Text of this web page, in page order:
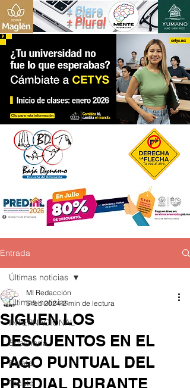
+ Claro
+ Plural
Entrada
Últimas noticias
INTERNACIONAL
Ensenada
Estatal
Tecate
Últimas noticias
SIGUEN LOS
DESCUENTOS EN EL
PAGO PUNTUAL DEL
PREDIAL DURANTE
MI Redacción
5 feb 2024 2 min de lectura